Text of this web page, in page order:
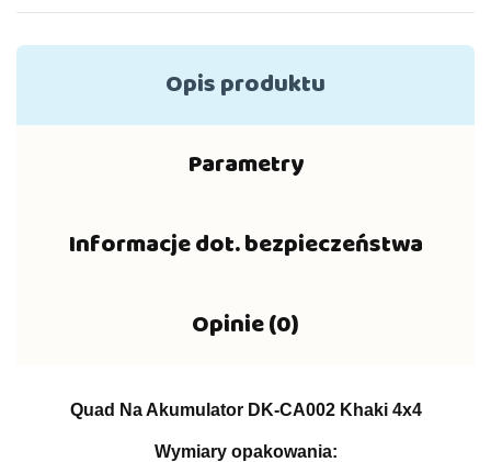
Opis produktu
Parametry
Informacje dot. bezpieczeństwa
Opinie (0)
Quad Na Akumulator DK-CA002 Khaki 4x4
Wymiary opakowania: